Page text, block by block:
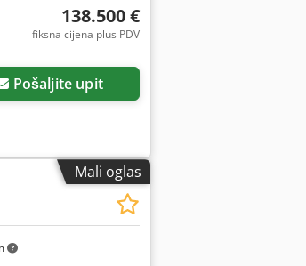
138.500 €
fiksna cijena plus PDV
Pošaljite upit
Mali oglas